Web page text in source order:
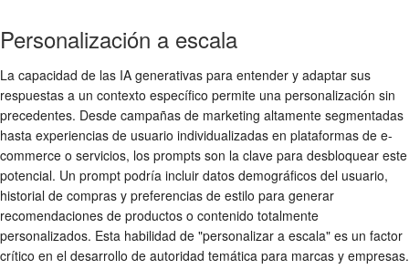
Personalización a escala
La capacidad de las IA generativas para entender y adaptar sus
respuestas a un contexto específico permite una personalización sin
precedentes. Desde campañas de marketing altamente segmentadas
hasta experiencias de usuario individualizadas en plataformas de e-
commerce o servicios, los prompts son la clave para desbloquear este
potencial. Un prompt podría incluir datos demográficos del usuario,
historial de compras y preferencias de estilo para generar
recomendaciones de productos o contenido totalmente
personalizados. Esta habilidad de "personalizar a escala" es un factor
crítico en el desarrollo de autoridad temática para marcas y empresas.